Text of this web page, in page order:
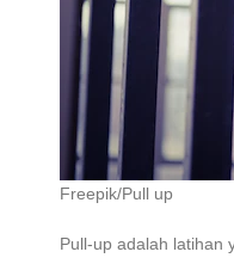
Freepik/Pull up
Pull-up adalah latihan